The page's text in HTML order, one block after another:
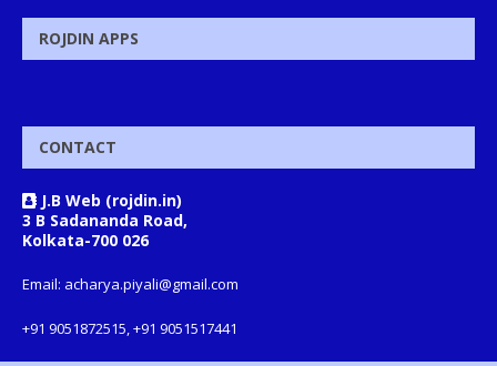
ROJDIN APPS
CONTACT
J.B Web (rojdin.in)
3 B Sadananda Road,
Kolkata-700 026
Email: acharya.piyali@gmail.com
+91 9051872515, +91 9051517441